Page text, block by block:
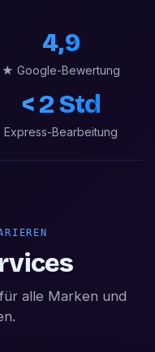
4,9
★ Google-Bewertung
< 2 Std
Express-Bearbeitung
alle Marken und